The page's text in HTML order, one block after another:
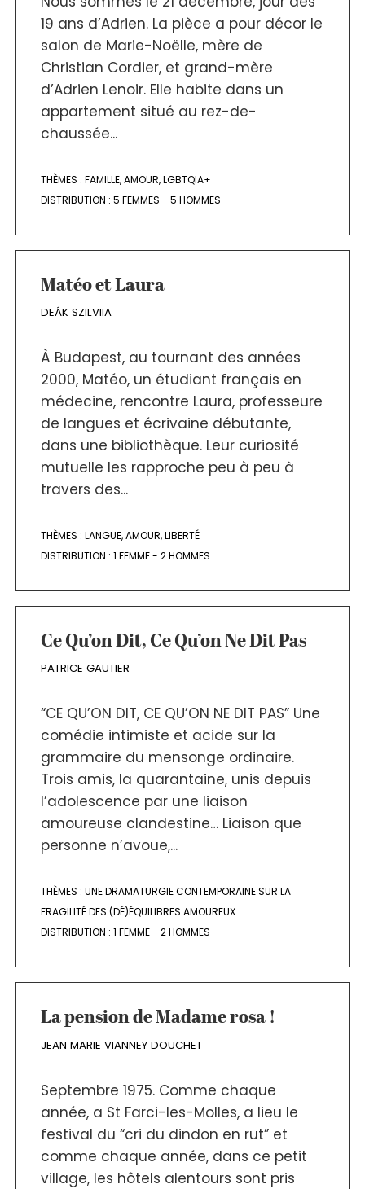
19 ans d’Adrien. La pièce a pour décor le
salon de Marie-Noëlle, mère de
Christian Cordier, et grand-mère
d’Adrien Lenoir. Elle habite dans un
appartement situé au rez-de-
chaussée...
THÈMES : FAMILLE,AMOUR,LGBTQIA+
DISTRIBUTION : 5 FEMMES - 5 HOMMES
Matéo et Laura
DEÁK SZILVIIA
À Budapest, au tournant des années
2000, Matéo, un étudiant français en
médecine, rencontre Laura, professeure
de langues et écrivaine débutante,
dans une bibliothèque. Leur curiosité
mutuelle les rapproche peu à peu à
travers des...
THÈMES : LANGUE,AMOUR,LIBERTÉ
DISTRIBUTION : 1 FEMME - 2 HOMMES
Ce Qu’on Dit, Ce Qu’on Ne Dit Pas
PATRICE GAUTIER
“CE QU’ON DIT, CE QU’ON NE DIT PAS” Une
comédie intimiste et acide sur la
grammaire du mensonge ordinaire.
Trois amis, la quarantaine, unis depuis
l’adolescence par une liaison
amoureuse clandestine… Liaison que
personne n’avoue,...
THÈMES : UNE DRAMATURGIE CONTEMPORAINE SUR LA
FRAGILITÉ DES (DÉ)ÉQUILIBRES AMOUREUX
DISTRIBUTION : 1 FEMME - 2 HOMMES
La pension de Madame rosa !
JEAN MARIE VIANNEY DOUCHET
Septembre 1975. Comme chaque
année, a St Farci-les-Molles, a lieu le
festival du “cri du dindon en rut” et
comme chaque année, dans ce petit
village, les hôtels alentours sont pris